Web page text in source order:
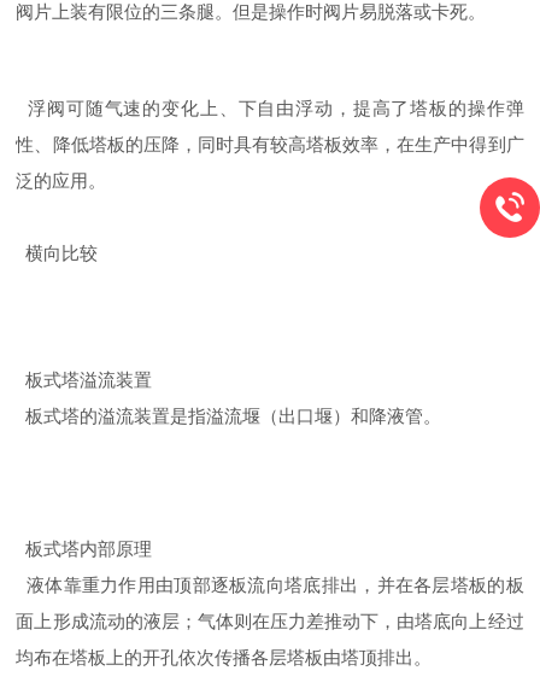
阀片上装有限位的三条腿。但是操作时阀片易脱落或卡死。
浮阀可随气速的变化上、下自由浮动，提高了塔板的操作弹
性、降低塔板的压降，同时具有较高塔板效率，在生产中得到广
泛的应用。
横向比较
板式塔溢流装置
板式塔的溢流装置是指溢流堰（出口堰）和降液管。
板式塔内部原理
液体靠重力作用由顶部逐板流向塔底排出，并在各层塔板的板
面上形成流动的液层；气体则在压力差推动下，由塔底向上经过
均布在塔板上的开孔依次传播各层塔板由塔顶排出。